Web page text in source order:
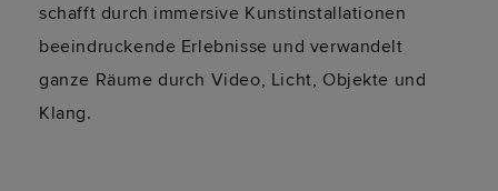
schafft durch immersive Kunstinstallationen
beeindruckende Erlebnisse und verwandelt
ganze Räume durch Video, Licht, Objekte und
Klang.